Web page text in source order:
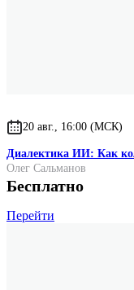
20 авг., 16:00 (МСК)
Диалектика ИИ: Как
Олег Сальманов
Бесплатно
Перейти